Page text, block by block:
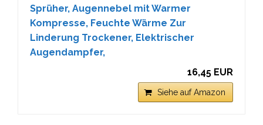
Sprüher, Augennebel mit Warmer
Kompresse, Feuchte Wärme Zur
Linderung Trockener, Elektrischer
Augendampfer,
16,45 EUR
Siehe auf Amazon